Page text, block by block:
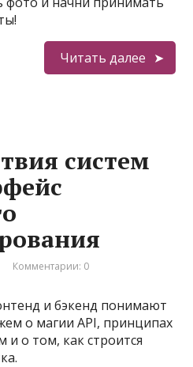
Читать далее
систем
Комментарии: 0
и бэкенд понимают
о магии API, принципах
и о том, как строится